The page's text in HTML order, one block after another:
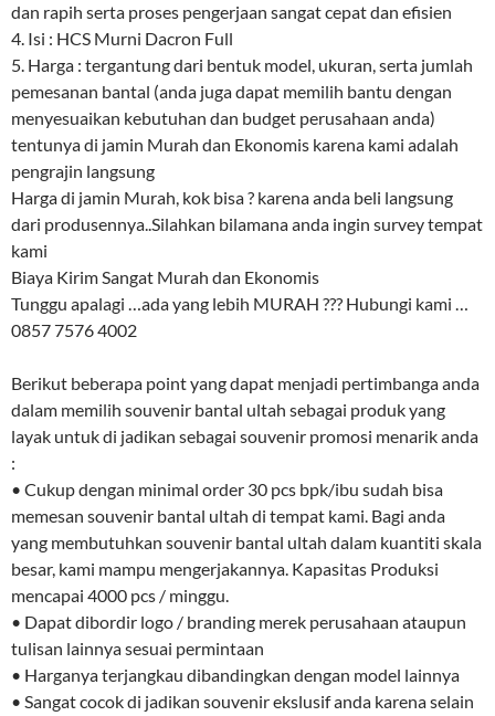
dan rapih serta proses pengerjaan sangat cepat dan efisien
4. Isi : HCS Murni Dacron Full
5. Harga : tergantung dari bentuk model, ukuran, serta jumlah
pemesanan bantal (anda juga dapat memilih bantu dengan
menyesuaikan kebutuhan dan budget perusahaan anda)
tentunya di jamin Murah dan Ekonomis karena kami adalah
pengrajin langsung
Harga di jamin Murah, kok bisa ? karena anda beli langsung
dari produsennya..Silahkan bilamana anda ingin survey tempat
kami
Biaya Kirim Sangat Murah dan Ekonomis
Tunggu apalagi …ada yang lebih MURAH ??? Hubungi kami …
0857 7576 4002
Berikut beberapa point yang dapat menjadi pertimbanga anda
dalam memilih souvenir bantal ultah sebagai produk yang
layak untuk di jadikan sebagai souvenir promosi menarik anda
:
• Cukup dengan minimal order 30 pcs bpk/ibu sudah bisa
memesan souvenir bantal ultah di tempat kami. Bagi anda
yang membutuhkan souvenir bantal ultah dalam kuantiti skala
besar, kami mampu mengerjakannya. Kapasitas Produksi
mencapai 4000 pcs / minggu.
• Dapat dibordir logo / branding merek perusahaan ataupun
tulisan lainnya sesuai permintaan
• Harganya terjangkau dibandingkan dengan model lainnya
• Sangat cocok di jadikan souvenir ekslusif anda karena selain